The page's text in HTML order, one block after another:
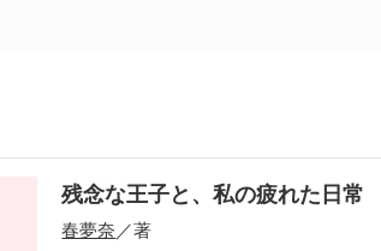
残念な王子と、私の疲れた日常
春夢奈／著